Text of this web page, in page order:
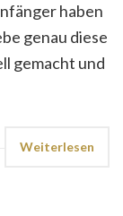
haben
genau diese
gemacht und
Weiterlesen